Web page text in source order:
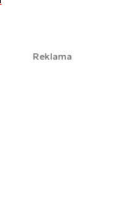
Reklama